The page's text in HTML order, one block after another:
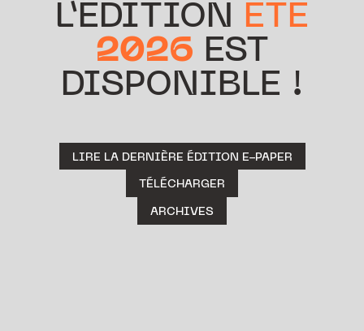
L’ÉDITION ÉTÉ
2026 EST
DISPONIBLE !
LIRE LA DERNIÈRE ÉDITION E-PAPER
TÉLÉCHARGER
ARCHIVES